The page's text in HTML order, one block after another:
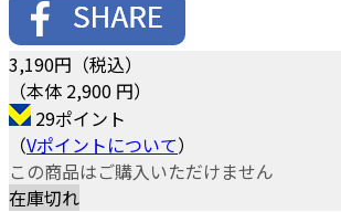
3,190円（税込）
（本体 2,900 円）
29ポイント
（Vポイントについて）
この商品はご購入いただけません
在庫切れ